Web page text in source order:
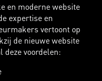
en moderne website
expertise en
vertoont op
de nieuwe website
deze voordelen: